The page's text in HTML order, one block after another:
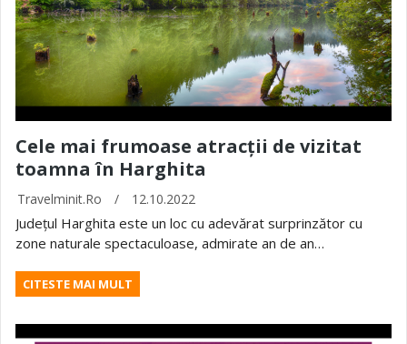
Cele mai frumoase atracții de vizitat
toamna în Harghita
Travelminit.ro / 12.10.2022
Județul Harghita este un loc cu adevărat surprinzător cu
zone naturale spectaculoase, admirate an de an…
CITESTE MAI MULT